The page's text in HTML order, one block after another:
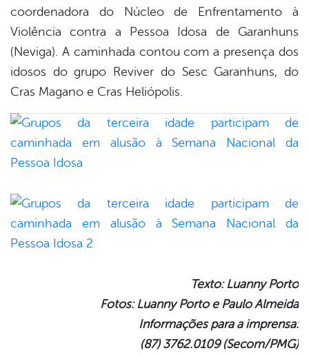
coordenadora do Núcleo de Enfrentamento à
Violência contra a Pessoa Idosa de Garanhuns
(Neviga). A caminhada contou com a presença dos
idosos do grupo Reviver do Sesc Garanhuns, do
Cras Magano e Cras Heliópolis.
Texto: Luanny Porto
Fotos: Luanny Porto e Paulo Almeida
Informações para a imprensa:
(87) 3762.0109 (Secom/PMG)